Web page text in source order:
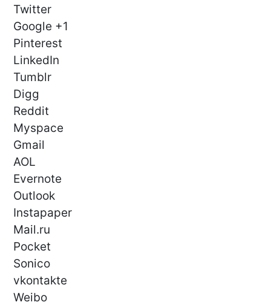
Twitter
Google +1
Pinterest
LinkedIn
Tumblr
Digg
Reddit
Myspace
Gmail
AOL
Evernote
Outlook
Instapaper
Mail.ru
Pocket
Sonico
vkontakte
Weibo